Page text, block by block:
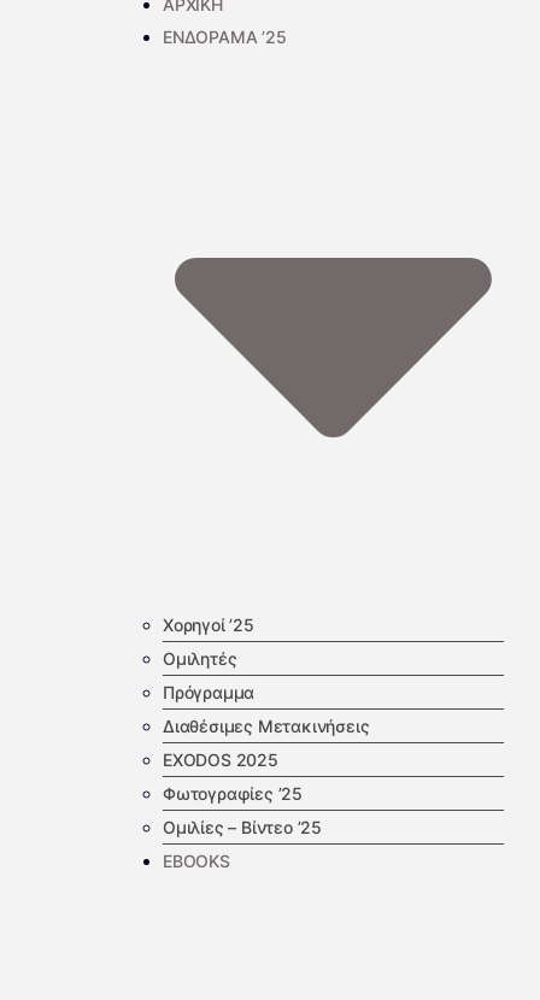
ΑΡΧΙΚΗ
ΕΝΔΟΡΑΜΑ ’25
Χορηγοί ’25
Ομιλητές
Πρόγραμμα
Διαθέσιμες Μετακινήσεις
EXODOS 2025
Φωτογραφίες ’25
Ομιλίες – Βίντεο ’25
EBOOKS